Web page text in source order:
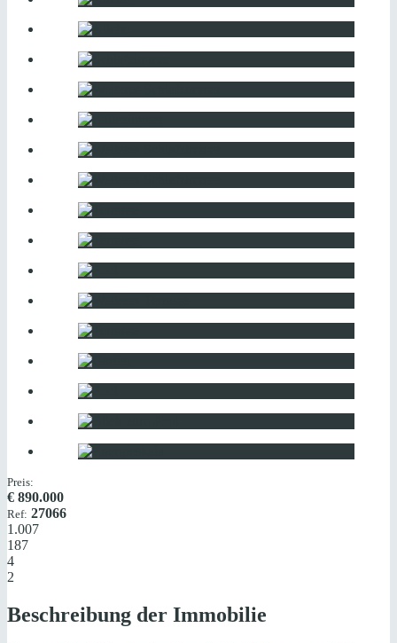
Preis:
€ 890.000
Ref: 27066
1.007
187
4
2
Beschreibung der Immobilie